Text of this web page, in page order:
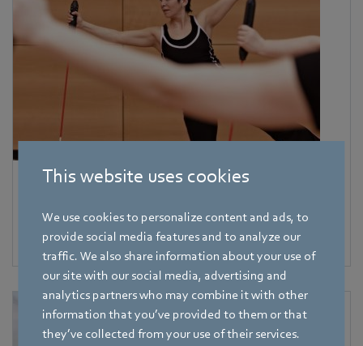
This website uses cookies
We use cookies to personalize content and ads, to
provide social media features and to analyze our
traffic. We also share information about your use of
our site with our social media, advertising and
analytics partners who may combine it with other
information that you’ve provided to them or that
they’ve collected from your use of their services.
Družbeno odgovorni
Našo skupnost in regijo podpiramo s široko paleto
dejavnosti. Še posebej nas zanima pomoč mladim.